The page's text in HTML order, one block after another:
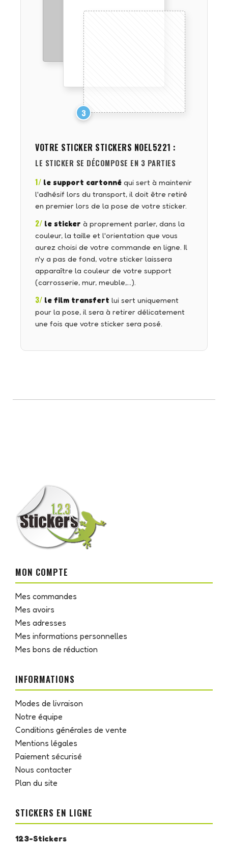
3
VOTRE STICKER STICKERS NOEL5221 :
LE STICKER SE DÉCOMPOSE EN 3 PARTIES
1/ le support cartonné qui sert à maintenir
l'adhésif lors du transport, il doit être retiré
en premier lors de la pose de votre sticker.
2/ le sticker à proprement parler, dans la
couleur, la taille et l'orientation que vous
aurez choisi de votre commande en ligne. Il
n'y a pas de fond, votre sticker laissera
apparaître la couleur de votre support
(carrosserie, mur, meuble,…).
3/ le film transfert lui sert uniquement
pour la pose, il sera à retirer délicatement
une fois que votre sticker sera posé.
MON COMPTE
Mes commandes
Mes avoirs
Mes adresses
Mes informations personnelles
Mes bons de réduction
INFORMATIONS
Modes de livraison
Notre équipe
Conditions générales de vente
Mentions légales
Paiement sécurisé
Nous contacter
Plan du site
STICKERS EN LIGNE
123-Stickers